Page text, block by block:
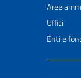
Aree
Uffici
Enti e